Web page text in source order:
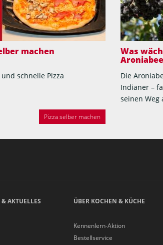
machen
schnelle Pizza
Pizza selber machen
Was
Die
Indianer –
seinen Weg
AKTUELLES ÜBER KOCHEN & KÜCHE
Kennenlern-Aktion
Bestellservice